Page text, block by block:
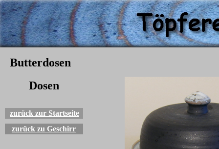
Butterdosen
Dosen
zurück zur Startseite
zurück zu Geschirr